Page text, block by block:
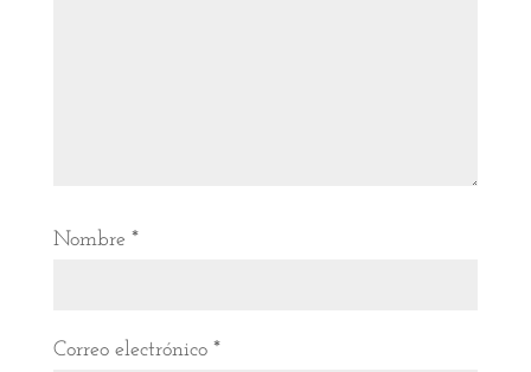
Nombre *
Correo electrónico *